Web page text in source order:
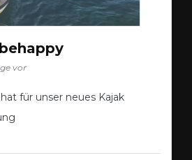
vor
für unser neues Kajak